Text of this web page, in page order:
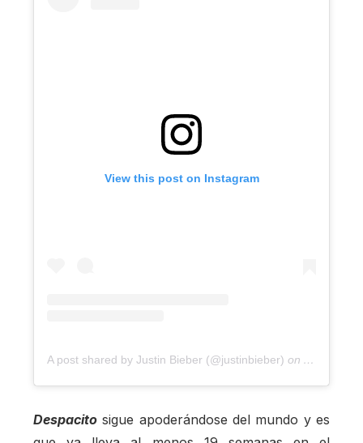
View this post on Instagram
A post shared by Justin Bieber (@justinbieber) on Apr 16,
Despacito sigue apoderándose del mundo y es